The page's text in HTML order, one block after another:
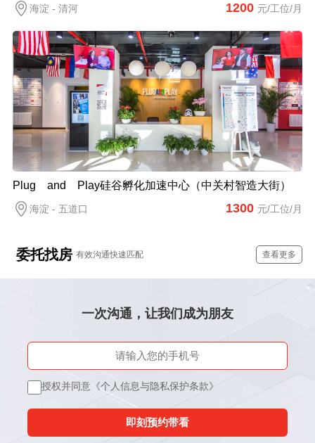
海淀 - 清河 1200 元/工位/月
Plug and Play硅谷孵化加速中心（中关村智造大街）
海淀 - 五道口 1300 元/工位/月
委托找房 有效沟通快速匹配 查看更多
一次沟通，让我们成为朋友
授权并同意《个人信息与隐私保护条款》
即刻预约带看